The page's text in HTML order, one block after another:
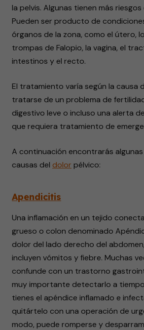
la pelvis. Algunas tienen más
Pueden ser producto de
órganos de la zona, como el útero,
trompas de Falopio, la vagina, el
intestinos y el recto.
El tratamiento varía según la causa
tratarse de un problema de
digestivo leve o incluso una alerta
que requiera tratamiento de
A continuación encontrarás
causas del dolor pélvico:
Apendicitis
Una inflamación en un tejido
grueso o colon denominado
dolor del lado derecho del
incluyen vómitos y fiebre. Muchas
confunde con un trastorno
muy importante detectarlo a
tienes el apéndice inflamado e
quitártelo con una operación de
modo, puede romperse y